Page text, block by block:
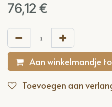
76,12 €
Aan winkelmandje
Toevoegen aan